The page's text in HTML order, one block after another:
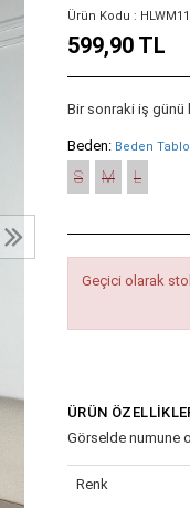
Ürün Kodu :
599,90 TL
Bir sonraki iş günü
Beden: Beden
S M L
Geçici olarak
ÜRÜN
Görselde numune
Renk